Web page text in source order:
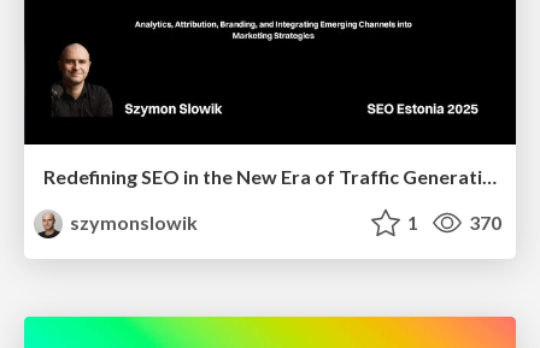
Redefining SEO in the New Era of Traffic Generation
szymonslowik
1 370